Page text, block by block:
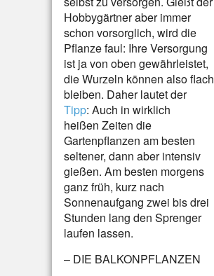
Hobbygärtner aber immer
schon vorsorglich, wird die
Pflanze faul: Ihre Versorgung
ist ja von oben gewährleistet,
die Wurzeln können also flach
bleiben. Daher lautet der
Tipp: Auch in wirklich
heißen Zeiten die
Gartenpflanzen am besten
seltener, dann aber intensiv
gießen. Am besten morgens
ganz früh, kurz nach
Sonnenaufgang zwei bis drei
Stunden lang den Sprenger
laufen lassen.
– DIE BALKONPFLANZEN